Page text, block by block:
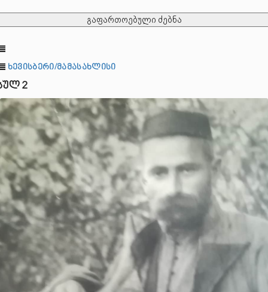
გაფართოებული ძებნა
ხევისბერი/მამასახლისი
2